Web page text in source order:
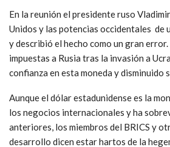
En la reunión el presidente ruso
Unidos y las potencias occidentales de
y describió el hecho como un gran error.
impuestas a Rusia tras la invasión a
confianza en esta moneda y disminuido
Aunque el dólar estadunidense es la
los negocios internacionales y ha
anteriores, los miembros del BRICS y
desarrollo dicen estar hartos de la